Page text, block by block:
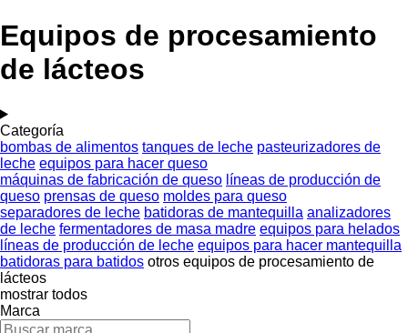
Equipos de procesamiento
de lácteos
Categoría
bombas de alimentos tanques de leche pasteurizadores de
leche equipos para hacer queso
máquinas de fabricación de queso líneas de producción de
queso prensas de queso moldes para queso
separadores de leche batidoras de mantequilla analizadores
de leche fermentadores de masa madre equipos para helados
líneas de producción de leche equipos para hacer mantequilla
batidoras para batidos otros equipos de procesamiento de
lácteos
mostrar todos
Marca